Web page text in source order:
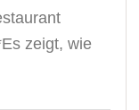
zeigt, wie